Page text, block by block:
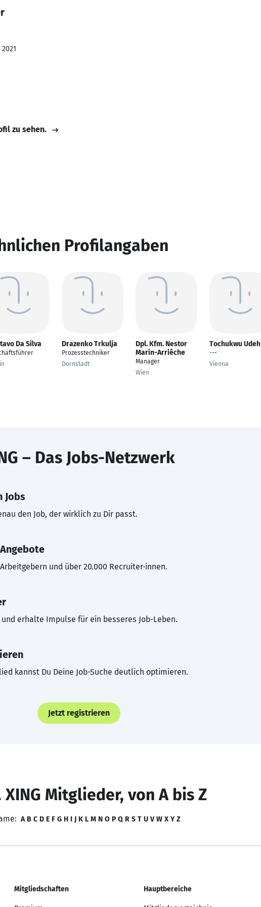
zu sehen.
Profilangaben
Da Silva Drazenko Trkulja
Prozesstechniker
Dornstadt
Dpl. Kfm. Nestor
Marin-Arriêche
Manager
Wien
Tochukwu Udeh
---
Vienna
– Das Jobs-Netzwerk
Jobs
den Job, der wirklich zu Dir passt.
und über 20.000 Recruiter·innen.
erhalte Impulse für ein besseres Job-Leben.
kannst Du Deine Job-Suche deutlich optimieren.
Jetzt registrieren
XING Mitglieder, von A bis Z
A B C D E F G H I J K L M N O P Q R S T U V W X Y Z
Mitgliedschaften Hauptbereiche